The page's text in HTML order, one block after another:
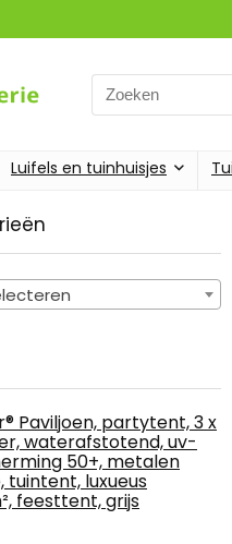
Search
for:
Luifels en tuinhuisjes
Paviljoen, partytent, 3 x
waterafstotend, uv-
50+, metalen
tuintent, luxueus
feesttent, grijs